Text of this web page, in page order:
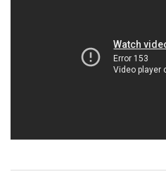
Share
Send